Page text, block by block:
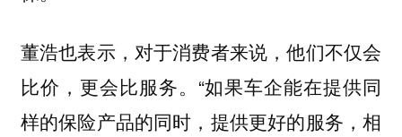
董浩也表示，对于消费者来说，他们不仅会
比价，更会比服务。“如果车企能在提供同
样的保险产品的同时，提供更好的服务，相